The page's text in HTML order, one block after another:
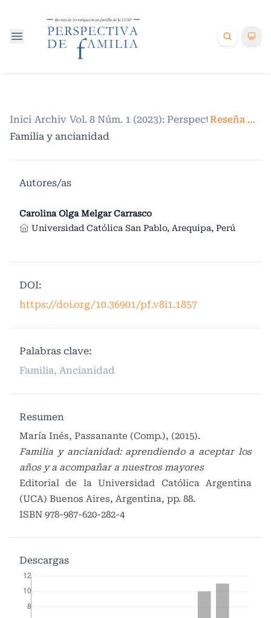
Inicio /
Archivos /
Vol. 8 Núm. 1 (2023): Perspectiva de
Reseña de libros
Familia y ancianidad
Autores/as
Carolina Olga Melgar Carrasco
Universidad Católica San Pablo, Arequipa, Perú
DOI:
https://doi.org/10.36901/pf.v8i1.1857
Palabras clave:
Familia, Ancianidad
Resumen
María Inés, Passanante (Comp.), (2015).
Familia y ancianidad: aprendiendo a aceptar los
años y a acompañar a nuestros mayores
Editorial de la Universidad Católica Argentina
(UCA) Buenos Aires, Argentina, pp. 88.
ISBN 978-987-620-282-4
Descargas